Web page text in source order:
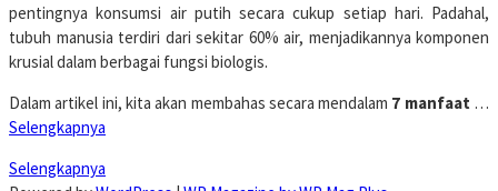
pentingnya konsumsi air putih secara cukup setiap hari. Padahal,
tubuh manusia terdiri dari sekitar 60% air, menjadikannya komponen
krusial dalam berbagai fungsi biologis.
Dalam artikel ini, kita akan membahas secara mendalam 7 manfaat …
Selengkapnya
Selengkapnya